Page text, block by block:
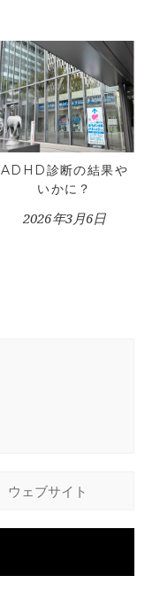
ADHD診断の結果や
いかに？
2026年3月6日